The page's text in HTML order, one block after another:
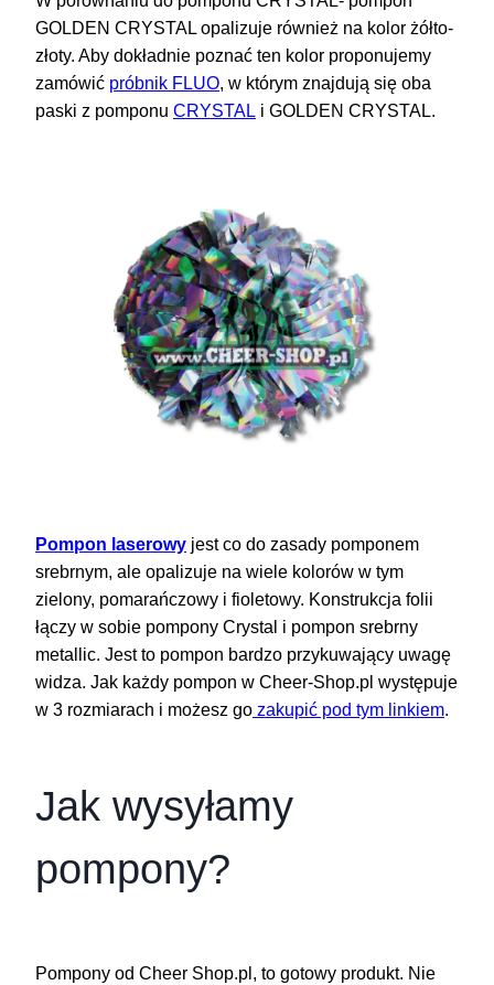
GOLDEN CRYSTAL opalizuje również na kolor żółto-
złoty. Aby dokładnie poznać ten kolor proponujemy
zamówić próbnik FLUO, w którym znajdują się oba
paski z pomponu CRYSTAL i GOLDEN CRYSTAL.
Pompon laserowy jest co do zasady pomponem
srebrnym, ale opalizuje na wiele kolorów w tym
zielony, pomarańczowy i fioletowy. Konstrukcja folii
łączy w sobie pompony Crystal i pompon srebrny
metallic. Jest to pompon bardzo przykuwający uwagę
widza. Jak każdy pompon w Cheer-Shop.pl występuje
w 3 rozmiarach i możesz go zakupić pod tym linkiem.
Jak wysyłamy
pompony?
Pompony od Cheer Shop.pl, to gotowy produkt. Nie